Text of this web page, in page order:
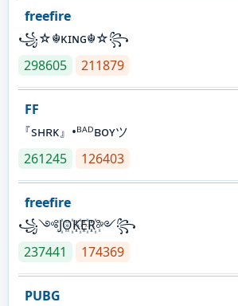
freefire
꧁☆☬κɪɴɢ☬☆꧂
298605
211879
FF
『sʜʀᴋ』•ᴮᴬᴰʙᴏʏツ
261245
126403
freefire
꧁༺J꙰O꙰K꙰E꙰R꙰༻꧂
237441
174369
PUBG